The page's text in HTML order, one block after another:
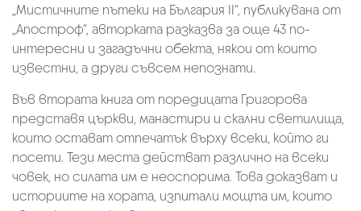
„Мистичните пътеки на България II“, публикувана от
„Апостроф“, авторката разказва за още 43 по-
интересни и загадъчни обекта, някои от които
известни, а други съвсем непознати.
Във втората книга от поредицата Григорова
представя църкви, манастири и скални светилища,
които остават отпечатък върху всеки, който ги
посети. Тези места действат различно на всеки
човек, но силата им е неоспорима. Това доказват и
историите на хората, изпитали мощта им, които